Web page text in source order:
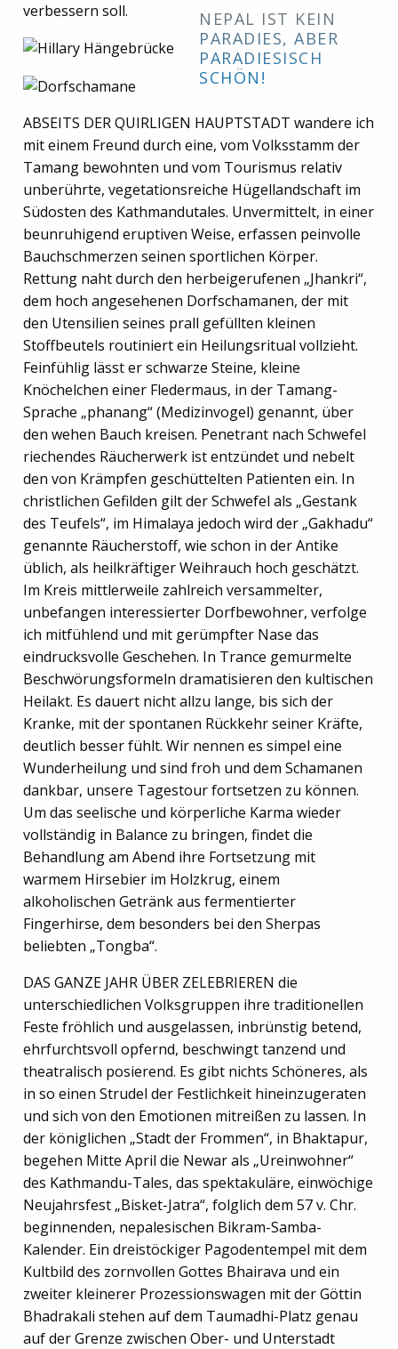
verbessern soll.
NEPAL IST KEIN
PARADIES, ABER
PARADIESISCH
SCHÖN!
ABSEITS DER QUIRLIGEN HAUPTSTADT wandere ich
mit einem Freund durch eine, vom Volksstamm der
Tamang bewohnten und vom Tourismus relativ
unberührte, vegetationsreiche Hügellandschaft im
Südosten des Kathmandutales. Unvermittelt, in einer
beunruhigend eruptiven Weise, erfassen peinvolle
Bauchschmerzen seinen sportlichen Körper.
Rettung naht durch den herbeigerufenen „Jhankri“,
dem hoch angesehenen Dorfschamanen, der mit
den Utensilien seines prall gefüllten kleinen
Stoffbeutels routiniert ein Heilungsritual vollzieht.
Feinfühlig lässt er schwarze Steine, kleine
Knöchelchen einer Fledermaus, in der Tamang-
Sprache „phanang“ (Medizinvogel) genannt, über
den wehen Bauch kreisen. Penetrant nach Schwefel
riechendes Räucherwerk ist entzündet und nebelt
den von Krämpfen geschüttelten Patienten ein. In
christlichen Gefilden gilt der Schwefel als „Gestank
des Teufels“, im Himalaya jedoch wird der „Gakhadu“
genannte Räucherstoff, wie schon in der Antike
üblich, als heilkräftiger Weihrauch hoch geschätzt.
Im Kreis mittlerweile zahlreich versammelter,
unbefangen interessierter Dorfbewohner, verfolge
ich mitfühlend und mit gerümpfter Nase das
eindrucksvolle Geschehen. In Trance gemurmelte
Beschwörungsformeln dramatisieren den kultischen
Heilakt. Es dauert nicht allzu lange, bis sich der
Kranke, mit der spontanen Rückkehr seiner Kräfte,
deutlich besser fühlt. Wir nennen es simpel eine
Wunderheilung und sind froh und dem Schamanen
dankbar, unsere Tagestour fortsetzen zu können.
Um das seelische und körperliche Karma wieder
vollständig in Balance zu bringen, findet die
Behandlung am Abend ihre Fortsetzung mit
warmem Hirsebier im Holzkrug, einem
alkoholischen Getränk aus fermentierter
Fingerhirse, dem besonders bei den Sherpas
beliebten „Tongba“.
DAS GANZE JAHR ÜBER ZELEBRIEREN die
unterschiedlichen Volksgruppen ihre traditionellen
Feste fröhlich und ausgelassen, inbrünstig betend,
ehrfurchtsvoll opfernd, beschwingt tanzend und
theatralisch posierend. Es gibt nichts Schöneres, als
in so einen Strudel der Festlichkeit hineinzugeraten
und sich von den Emotionen mitreißen zu lassen. In
der königlichen „Stadt der Frommen“, in Bhaktapur,
begehen Mitte April die Newar als „Ureinwohner“
des Kathmandu-Tales, das spektakuläre, einwöchige
Neujahrsfest „Bisket-Jatra“, folglich dem 57 v. Chr.
beginnenden, nepalesischen Bikram-Samba-
Kalender. Ein dreistöckiger Pagodentempel mit dem
Kultbild des zornvollen Gottes Bhairava und ein
zweiter kleinerer Prozessionswagen mit der Göttin
Bhadrakali stehen auf dem Taumadhi-Platz genau
auf der Grenze zwischen Ober- und Unterstadt